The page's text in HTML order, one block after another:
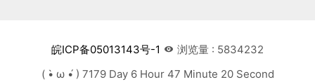
皖ICP备05013143号-1
浏览量 : 5834232
( •̀ ω •́ ) 7179 Day 6 Hour 47 Minute 21 Second